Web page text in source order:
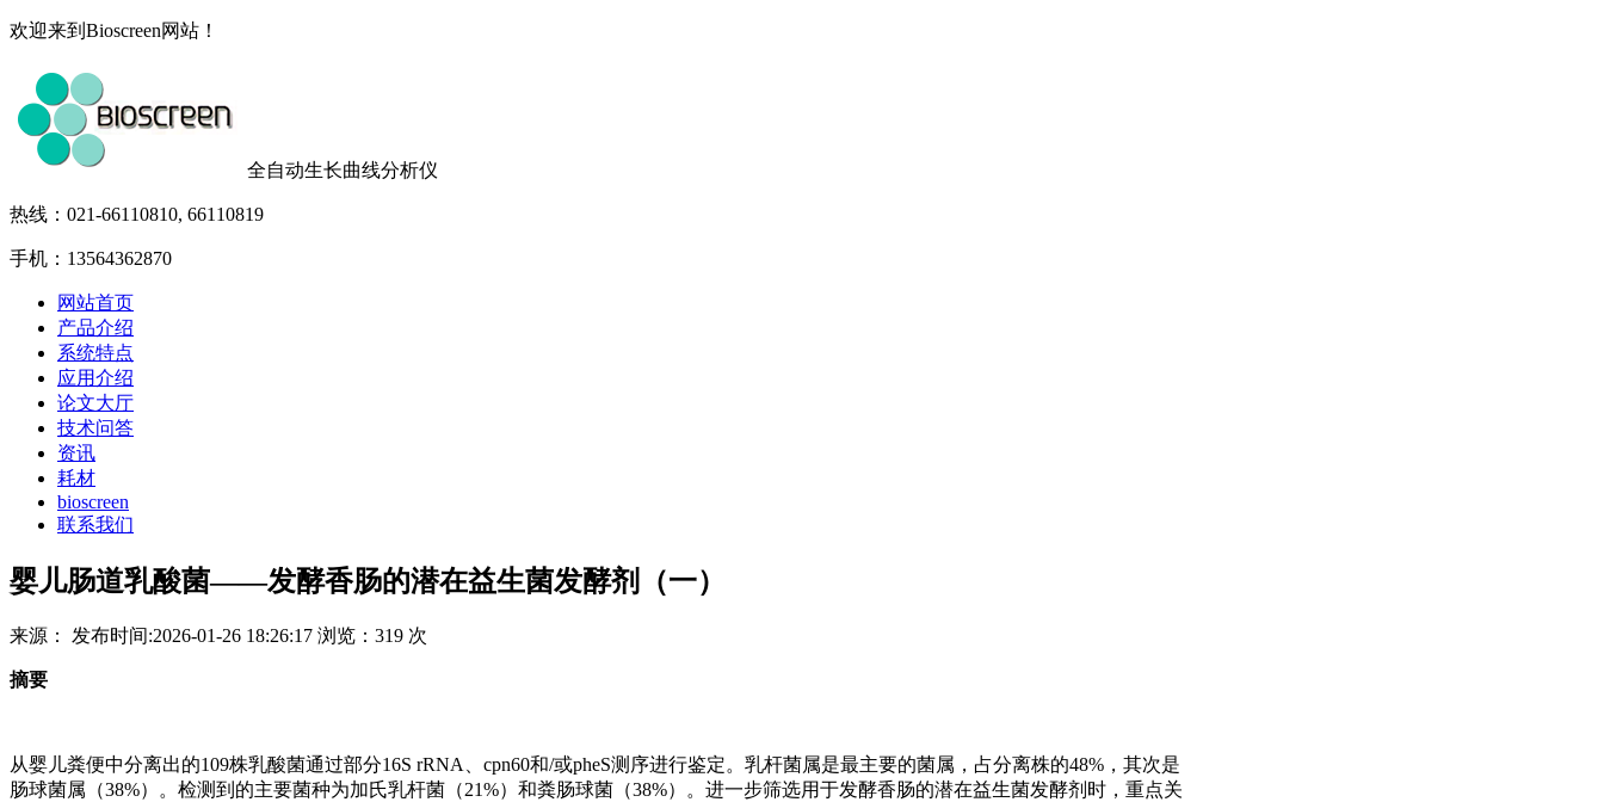
欢迎来到Bioscreen网站！
全自动生长曲线分析仪
热线：021-66110810, 66110819
手机：13564362870
网站首页
产品介绍
系统特点
应用介绍
论文大厅
技术问答
资讯
耗材
bioscreen
联系我们
婴儿肠道乳酸菌——发酵香肠的潜在益生菌发酵剂（一）
来源： 发布时间:2026-01-26 18:26:17 浏览： 319 次
摘要
从婴儿粪便中分离出的109株乳酸菌通过部分16S rRNA、cpn60和/或pheS测序进行鉴定。乳杆菌属是最主要的菌属，占分离株的48%，其次是
肠球菌属（38%）。检测到的主要菌种为加氏乳杆菌（21%）和粪肠球菌（38%）。进一步筛选用于发酵香肠的潜在益生菌发酵剂时，重点关